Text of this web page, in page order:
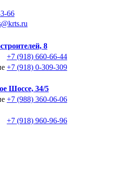
66
8
+7 (918) 660-66-44
+7 (918) 0-309-309
Шоссе, 34/5
+7 (988) 360-06-06
+7 (918) 960-96-96